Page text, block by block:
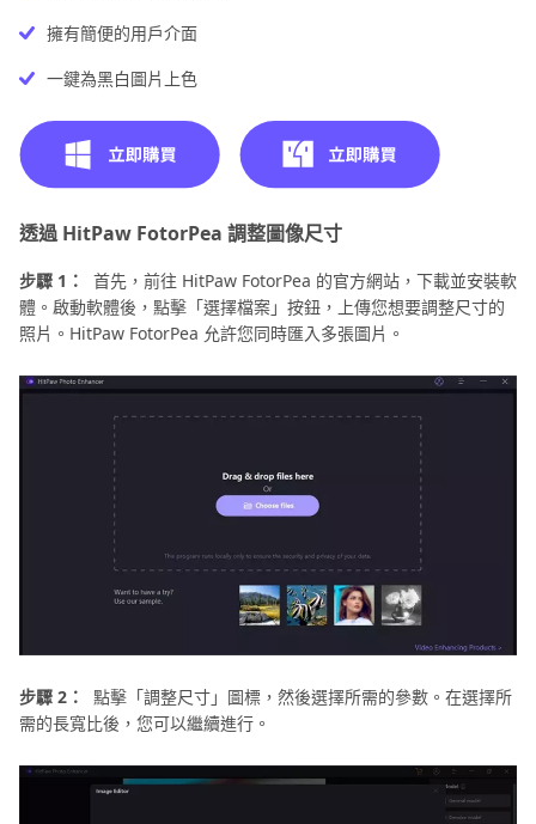
擁有簡便的用戶介面
一鍵為黑白圖片上色
透過 HitPaw FotorPea 調整圖像尺寸
步驟 1：
首先，前往 HitPaw FotorPea 的官方網站，下載並安裝軟
體。啟動軟體後，點擊「選擇檔案」按鈕，上傳您想要調整尺寸的
照片。HitPaw FotorPea 允許您同時匯入多張圖片。
步驟 2：
點擊「調整尺寸」圖標，然後選擇所需的參數。在選擇所
需的長寬比後，您可以繼續進行。